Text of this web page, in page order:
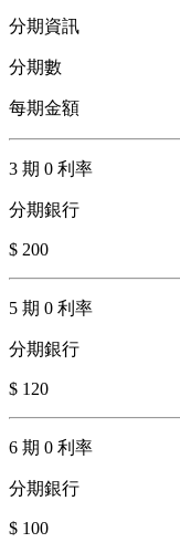
分期資訊
分期數
每期金額
3 期 0 利率
分期銀行
$ 200
5 期 0 利率
分期銀行
$ 120
6 期 0 利率
分期銀行
$ 100